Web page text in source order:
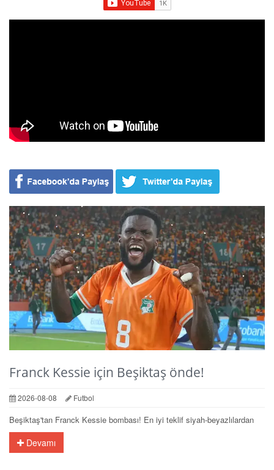
Franck Kessie için Beşiktaş önde!
2026-08-08 Futbol
Beşiktaş'tan Franck Kessie bombası! En iyi teklif siyah-beyazlılardan
Devamı